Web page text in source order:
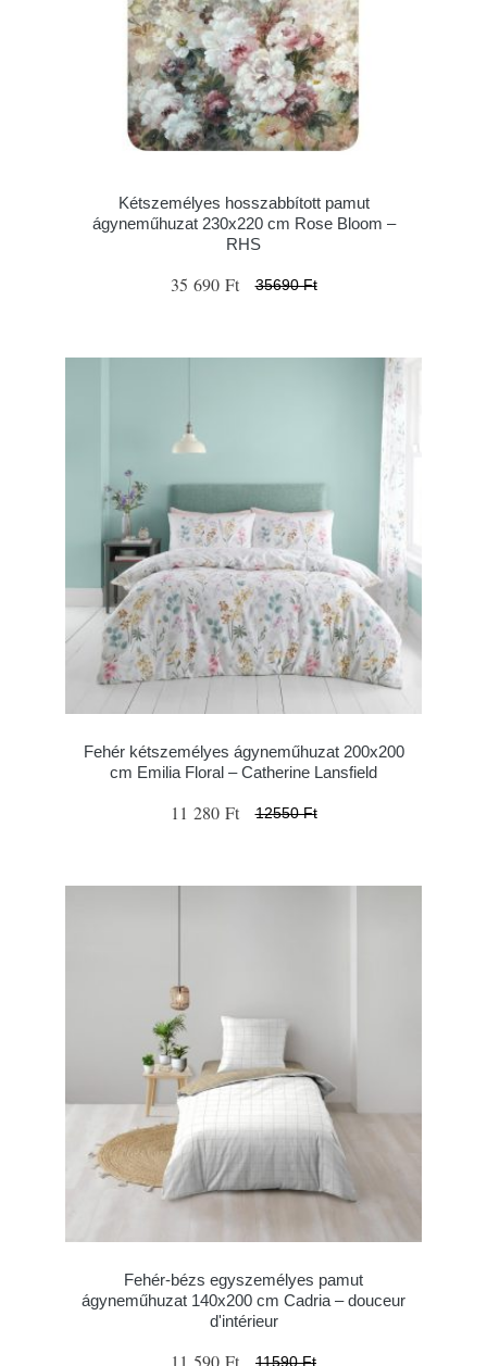
Kétszemélyes hosszabbított pamut
ágyneműhuzat 230x220 cm Rose Bloom –
RHS
35 690 Ft 35690 Ft
Fehér kétszemélyes ágyneműhuzat 200x200
cm Emilia Floral – Catherine Lansfield
11 280 Ft 12550 Ft
Fehér-bézs egyszemélyes pamut
ágyneműhuzat 140x200 cm Cadria – douceur
d'intérieur
11 590 Ft 11590 Ft